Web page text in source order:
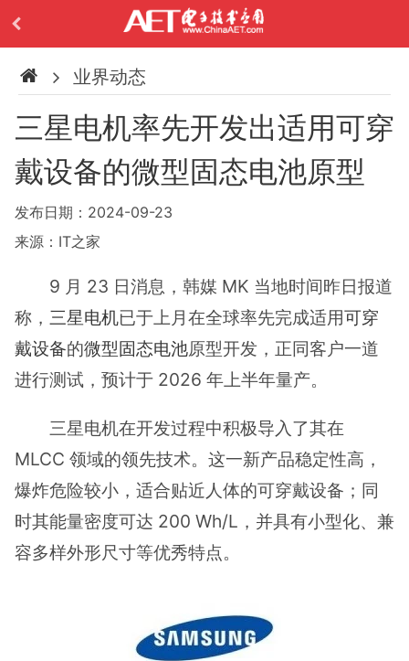
业界动态
三星电机率先开发出适用可穿
戴设备的微型固态电池原型
发布日期：2024-09-23
来源：IT之家
9 月 23 日消息，韩媒 MK 当地时间昨日报道
称， 三星电机已于上月在全球率先完成适用可穿
戴设备的微型固态电池原型开发，正同客户一道
进行测试，预计于 2026 年上半年量产。
三星电机在开发过程中积极导入了其在
MLCC 领域的领先技术。这一新产品稳定性高，
爆炸危险较小，适合贴近人体的可穿戴设备；同
时其能量密度可达 200 Wh/L，并具有小型化、兼
容多样外形尺寸等优秀特点。